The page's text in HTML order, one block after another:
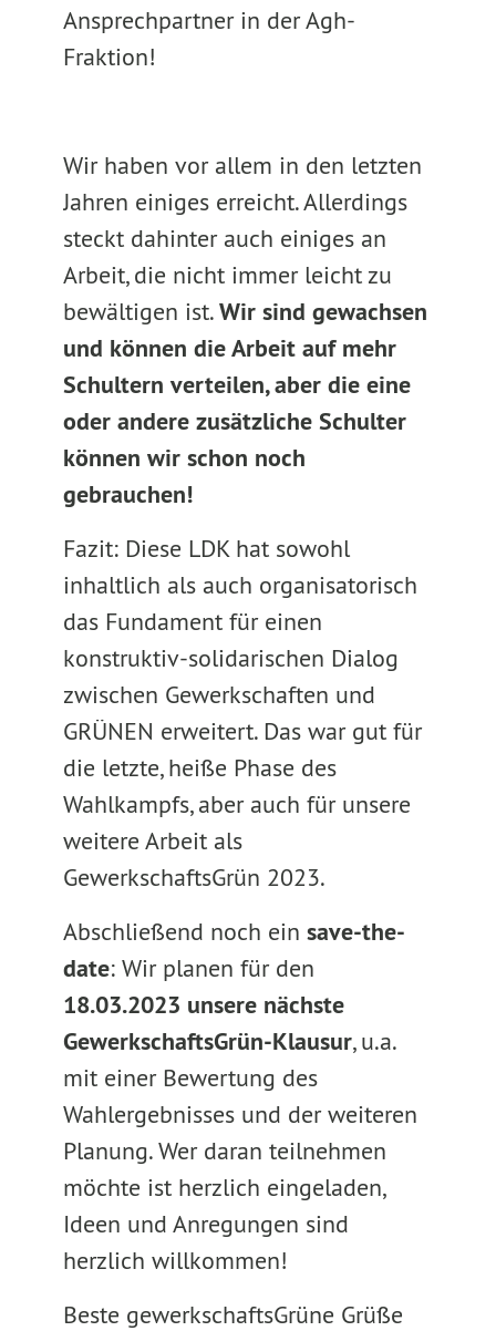
Ansprechpartner in der Agh-
Fraktion!
Wir haben vor allem in den letzten
Jahren einiges erreicht. Allerdings
steckt dahinter auch einiges an
Arbeit, die nicht immer leicht zu
bewältigen ist.Wir sind gewachsen
und können die Arbeit auf mehr
Schultern verteilen, aber die eine
oder andere zusätzliche Schulter
können wir schon noch
gebrauchen!
Fazit: Diese LDK hat sowohl
inhaltlich als auch organisatorisch
das Fundament für einen
konstruktiv-solidarischen Dialog
zwischen Gewerkschaften und
GRÜNEN erweitert. Das war gut für
die letzte, heiße Phase des
Wahlkampfs, aber auch für unsere
weitere Arbeit als
GewerkschaftsGrün 2023.
Abschließend noch ein save-the-
date: Wir planen für den
18.03.2023 unsere nächste
GewerkschaftsGrün-Klausur, u.a.
mit einer Bewertung des
Wahlergebnisses und der weiteren
Planung. Wer daran teilnehmen
möchte ist herzlich eingeladen,
Ideen und Anregungen sind
herzlich willkommen!
Beste gewerkschaftsGrüne Grüße